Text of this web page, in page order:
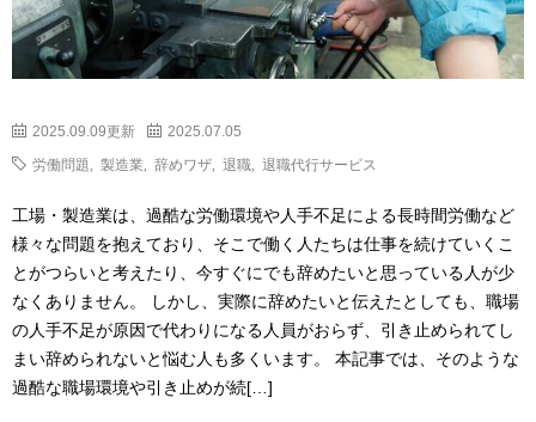
2025.09.09更新 2025.07.05
労働問題 製造業 辞めワザ 退職 退職代行サービス
工場・製造業は、過酷な労働環境や人手不足による長時間労働など
様々な問題を抱えており、そこで働く人たちは仕事を続けていくこ
とがつらいと考えたり、今すぐにでも辞めたいと思っている人が少
なくありません。 しかし、実際に辞めたいと伝えたとしても、職場
の人手不足が原因で代わりになる人員がおらず、引き止められてし
まい辞められないと悩む人も多くいます。 本記事では、そのような
過酷な職場環境や引き止めが続[…]